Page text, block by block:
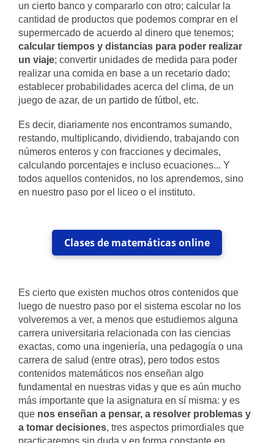
un cierto banco y compararlo con otro; calcular la
cantidad de productos que podemos comprar en el
supermercado de acuerdo al dinero que tenemos;
calcular tiempos y distancias para poder realizar
un viaje; convertir unidades de medida para poder
realizar una comida en base a un recetario dado;
establecer probabilidades acerca del clima, de un
juego de azar, de un partido de fútbol, etc.
Es decir, diariamente nos encontramos sumando,
restando, multiplicando, dividiendo, trabajando con
números enteros y con fracciones y decimales,
calculando porcentajes e incluso ecuaciones... Y
todos aquellos contenidos, no los aprendemos, sino
en nuestro paso por el liceo o el instituto.
Clases de matemáticas online
Es cierto que existen muchos otros contenidos que
luego de nuestro paso por el sistema escolar no los
volveremos a ver, a menos que estudiemos alguna
carrera universitaria relacionada con las ciencias
exactas, como una ingeniería, una pedagogía o una
carrera de salud (entre otras), pero todos estos
contenidos matemáticos nos enseñan algo
fundamental en nuestras vidas y que es aún mucho
más importante que la asignatura en sí misma: y es
que nos enseñan a pensar, a resolver problemas y
a tomar decisiones, tres aspectos primordiales que
practicaremos sin duda y en forma constante en